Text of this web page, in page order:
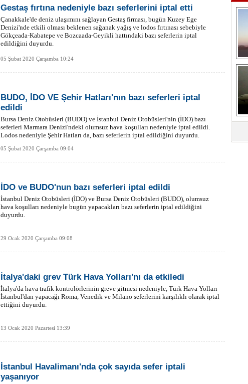
Gestaş fırtına nedeniyle bazı seferlerini iptal etti
Çanakkale'de deniz ulaşımını sağlayan Gestaş firması, bugün Kuzey Ege
Denizi'nde etkili olması beklenen sağanak yağış ve lodos fırtınası sebebiyle
Gökçeada-Kabatepe ve Bozcaada-Geyikli hattındaki bazı seferlerin iptal
edildiğini duyurdu.
05 Şubat 2020 Çarşamba 10:24
BUDO, İDO VE Şehir Hatları'nın bazı seferleri iptal
edildi
Bursa Deniz Otobüsleri (BUDO) ve İstanbul Deniz Otobüsleri'nin (İDO) bazı
seferleri Marmara Denizi'ndeki olumsuz hava koşulları nedeniyle iptal edildi.
Lodos nedeniyle Şehir Hatları da, bazı seferlerin iptal edildiğini duyurdu.
05 Şubat 2020 Çarşamba 09:04
İDO ve BUDO'nun bazı seferleri iptal edildi
İstanbul Deniz Otobüsleri (İDO) ve Bursa Deniz Otobüsleri (BUDO), olumsuz
hava koşulları nedeniyle bugün yapacakları bazı seferlerin iptal edildiğini
duyurdu.
29 Ocak 2020 Çarşamba 09:08
İtalya'daki grev Türk Hava Yolları'nı da etkiledi
İtalya'da hava trafik kontrolörlerinin greve gitmesi nedeniyle, Türk Hava Yolları
İstanbul'dan yapacağı Roma, Venedik ve Milano seferlerini karşılıklı olarak iptal
ettiğini duyurdu.
13 Ocak 2020 Pazartesi 13:39
İstanbul Havalimanı'nda çok sayıda sefer iptali
yaşanıyor